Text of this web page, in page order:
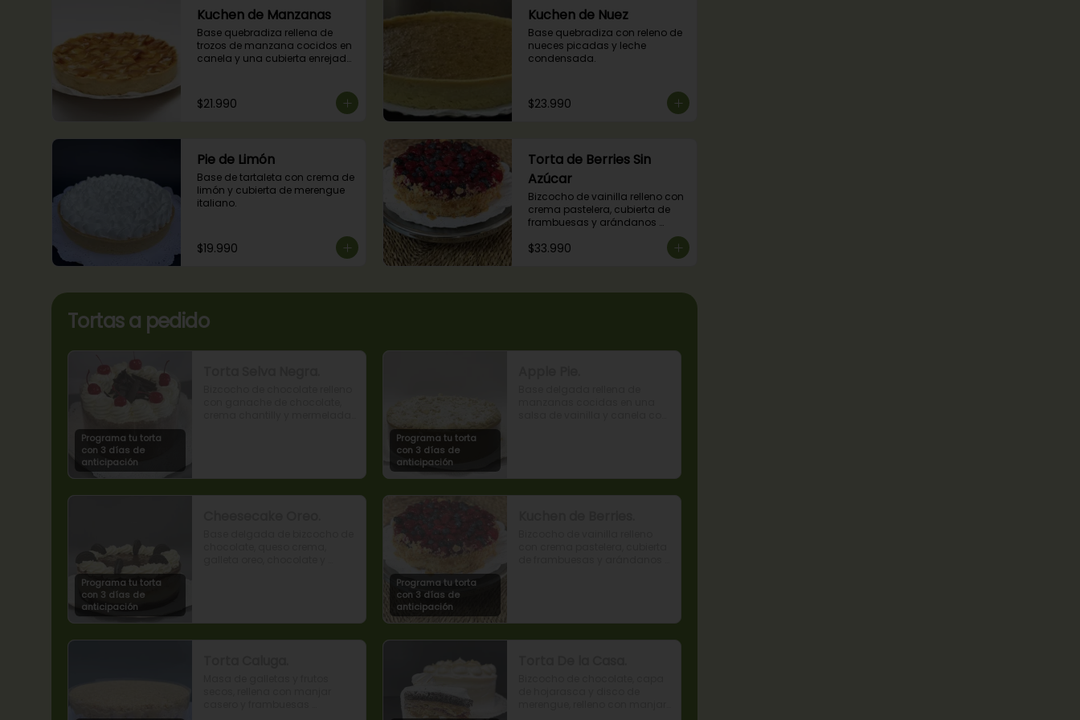
Kuchen de Manzanas
Base quebradiza rellena de
trozos de manzana cocidos en
canela y una cubierta enrejada
$21.990
Kuchen de Nuez
Base quebradiza con releno de
nueces picadas y leche
condensada.
$23.990
Pie de Limón
Base de tartaleta con crema de
limón y cubierta de merengue
italiano.
$19.990
Torta de Berries Sin
Azúcar
Bizcocho de vainilla relleno con
crema pastelera, cubierta de
frambuesas y arándanos
naturales. Producto sin azúcar,
apto para diabéticos.
$33.990
Tortas a pedido
Programa tu torta
con 3 días de
anticipación
Programa tu torta
con 3 días de
anticipación
Programa tu torta
con 3 días de
anticipación
Programa tu torta
con 3 días de
anticipación